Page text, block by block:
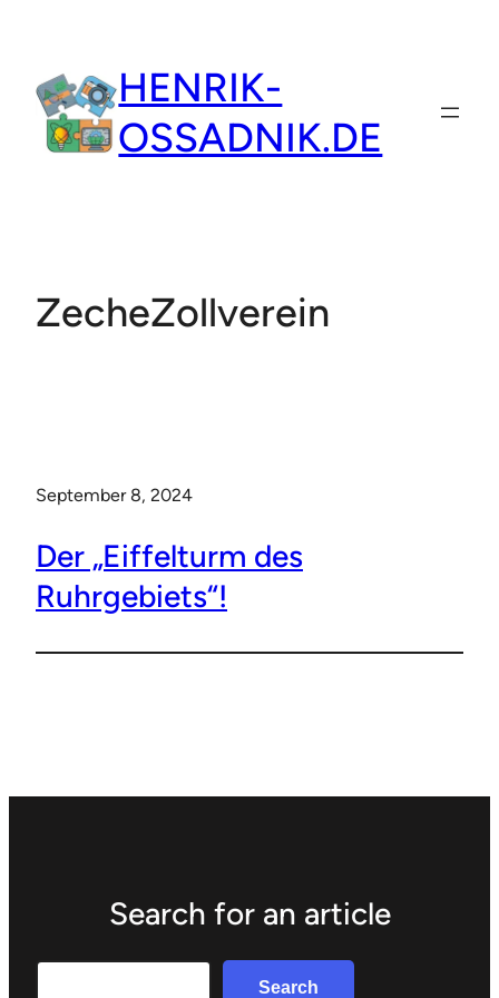
springen
HENRIK-
OSSADNIK.DE
ZecheZollverein
September 8, 2024
Der „Eiffelturm des
Ruhrgebiets“!
Search for an article
Search